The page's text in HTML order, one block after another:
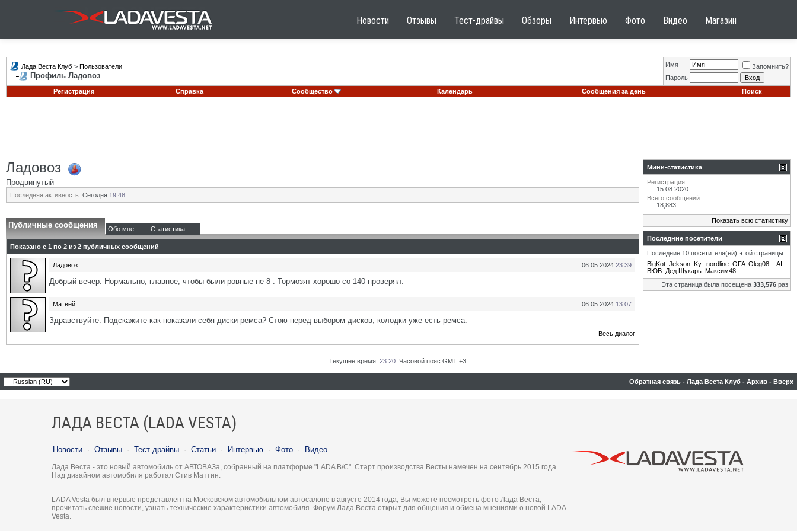
Новости Отзывы Тест-драйвы Обзоры Интервью Фото Видео Магазин
Лада Веста Клуб > Пользователи
Профиль Ладовоз
Имя
Запомнить?
Пароль
Регистрация
Справка Сообщество Календарь Сообщения за день Поиск
Ладовоз
Продвинутый
Последняя активность: Сегодня 19:48
Публичные сообщения Обо мне Статистика
Показано с 1 по 2 из 2 публичных сообщений
06.05.2024 23:39
Ладовоз
Добрый вечер. Нормально, главное, чтобы были ровные не 8 . Тормозят хорошо со 140 проверял.
06.05.2024 13:07
Матвей
Здравствуйте. Подскажите как показали себя диски ремса? Стою перед выбором дисков, колодки уже есть ремса.
Весь диалог
Мини-статистика
Регистрация
15.08.2020
Всего сообщений
18,883
Показать всю статистику
Последние посетители
Последние 10 посетителя(ей) этой страницы:
BigKot Jekson Ky. nordline OFA Oleg08
_AI_
ВЮВ Дед Щукарь Максим48
Эта страница была посещена 333,576 раз
Текущее время: 23:20 . Часовой пояс GMT +3.
Обратная связь - Лада Веста Клуб - Архив - Вверх
ЛАДА ВЕСТА (LADA VESTA)
Новости · Отзывы · Тест-драйвы · Статьи · Интервью · Фото · Видео
Лада Веста - это новый автомобиль от АВТОВАЗа, собранный на платформе "LADA B/C". Старт производства Весты намечен на сентябрь 2015 года.
Над дизайном автомобиля работал Стив Маттин.
LADA Vesta был впервые представлен на Московском автомобильном автосалоне в августе 2014 года, Вы можете посмотреть фото Лада Веста,
прочитать свежие новости, узнать технические характеристики автомобиля. Форум Лада Веста открыт для общения и обмена мнениями о новой LADA
Vesta.